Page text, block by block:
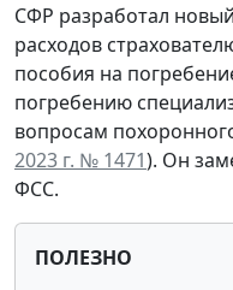
СФР разработал
расходов
пособия на
погребению
вопросам
2023 г. № 1471). Он
ФСС.
ПОЛЕЗНО